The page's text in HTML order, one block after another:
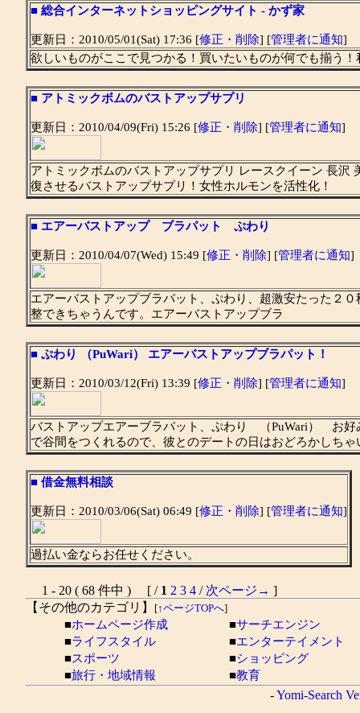
■ 総合インターネットショッピングサイト - かず家
更新日：2010/05/01(Sat) 17:36 [修正・削除] [管理者に通知]
欲しいものがここで見つかる！買いたいものが何でも揃う
■ アトミックボムのバストアップサプリ
更新日：2010/04/09(Fri) 15:26 [修正・削除] [管理者に通知]
アトミックボムのバストアップサプリ レースクイーン 長
復させるバストアップサプリ！女性ホルモンを活性化！
■ エアーバストアップ ブラパット ぷわり
更新日：2010/04/07(Wed) 15:49 [修正・削除] [管理者に通知]
エアーバストアップブラパット、ぷわり、超激安たった２
整できちゃうんです。エアーバストアップブラ
■ ぷわり （PuWari） エアーバストアップブラパット！
更新日：2010/03/12(Fri) 13:39 [修正・削除] [管理者に通知]
バストアップエアーブラパット、ぷわり （PuWari） お好
で谷間をつくれるので、彼とのデートの日はおどろかしちゃ
■ 借金無料相談
更新日：2010/03/06(Sat) 06:49 [修正・削除] [管理者に通知]
過払い金ならお任せください。
1 - 20 ( 68 件中 ) [ / 1 2 3 4 / 次ページ→ ]
【その他のカテゴリ】
[↑ページTOPへ]
■ホームページ作成 ■サーチエンジン
■ライフスタイル ■エンターテイメント
■スポーツ ■ショッピング
■旅行・地域情報 ■教育
-Yomi-Search